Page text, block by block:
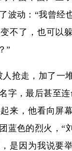
波动：“我曾经
不了，也可以
”
人抢走，加了一
字，最后甚至
来，他看向屏
蓝色的烈火，“
是因为我说要